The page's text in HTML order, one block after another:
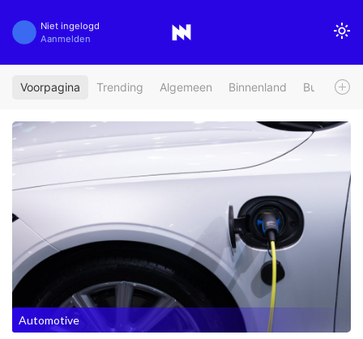
Niet ingelogd
Aanmelden
Voorpagina Trending Algemeen Binnenland Buitenland
Automotive